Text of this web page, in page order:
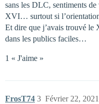
sans les DLC, sentiments
XVI… surtout si
Et dire que j’avais trouvé
dans les publics faciles…
1 « J'aime »
FrosT74 Février 22,
3